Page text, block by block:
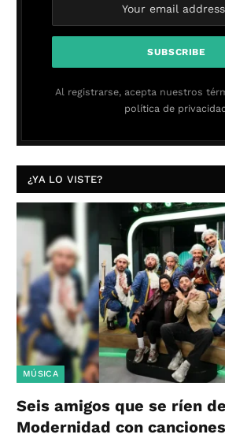
Al registrarse, acepta nuestros
política de
¿YA LO VISTE?
MÚSICA
Seis amigos que se ríen
Modernidad con